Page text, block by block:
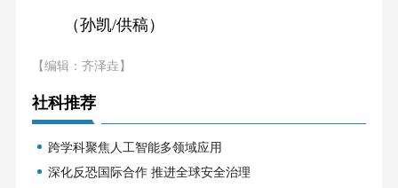
（孙凯/供稿）
【编辑：齐泽垚】
社科推荐
跨学科聚焦人工智能多领域应用
深化反恐国际合作 推进全球安全治理